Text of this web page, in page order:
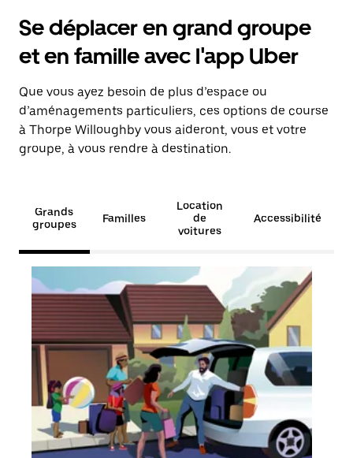
Se déplacer en grand groupe
et en famille avec l'app Uber
Que vous ayez besoin de plus d’espace ou
d’aménagements particuliers, ces options de course
à Thorpe Willoughby vous aideront, vous et votre
groupe, à vous rendre à destination.
Grands
groupes
Familles
Location
de
voitures
Accessibilité